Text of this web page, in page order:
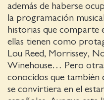
además de haberse
la programación
historias que comparte
ellas tienen como
Lou Reed, Morrissey,
Winehouse… Pero
conocidos que también
se convirtiera en el